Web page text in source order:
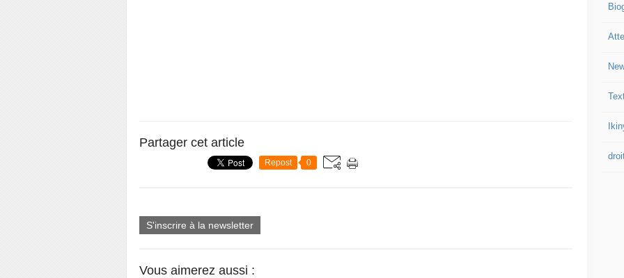
Partager cet article
Repost 0
S'inscrire à la newsletter
Vous aimerez aussi :